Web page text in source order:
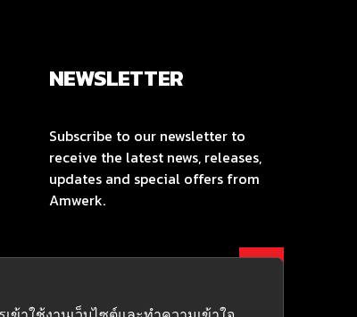
NEWSLETTER
Subscribe to our newsletter to
receive the latest news, releases,
updates and special offers from
Amwerk.